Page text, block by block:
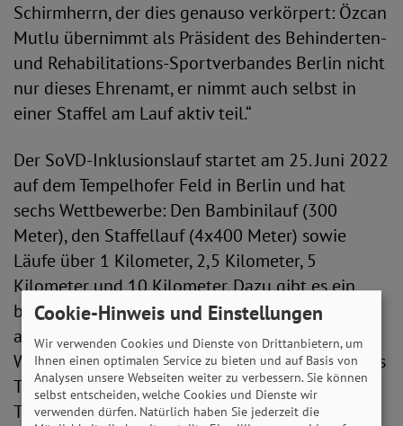
Schirmherrn, der dies genauso verkörpert: Özcan
Mutlu übernimmt als Präsident des Behinderten-
und Rehabilitations-Sportverbandes Berlin nicht
nur dieses Ehrenamt, er nimmt auch selbst in
einer Staffel am Lauf aktiv teil.“
Der SoVD-Inklusionslauf startet am 25. Juni 2022
auf dem Tempelhofer Feld in Berlin und hat
sechs Wettbewerbe: Den Bambinilauf (300
Meter), den Staffellauf (4x400 Meter) sowie
Läufe über 1 Kilometer, 2,5 Kilometer, 5
Kilometer und 10 Kilometer. Dazu gibt es ein
buntes Rahmenprogramm sowohl für aktive als
auch für Besucher. Der Start- und Zielpunkt der
Wettbewerbe liegt in der Nähe des Parkeingangs
Tempelhofer Damm am S- und U-Bahnhof
Tempelhof.
Cookie-Hinweis und Einstellungen
Wir verwenden Cookies und Dienste von Drittanbietern, um
Ihnen einen optimalen Service zu bieten und auf Basis von
Analysen unsere Webseiten weiter zu verbessern. Sie können
selbst entscheiden, welche Cookies und Dienste wir
verwenden dürfen. Natürlich haben Sie jederzeit die